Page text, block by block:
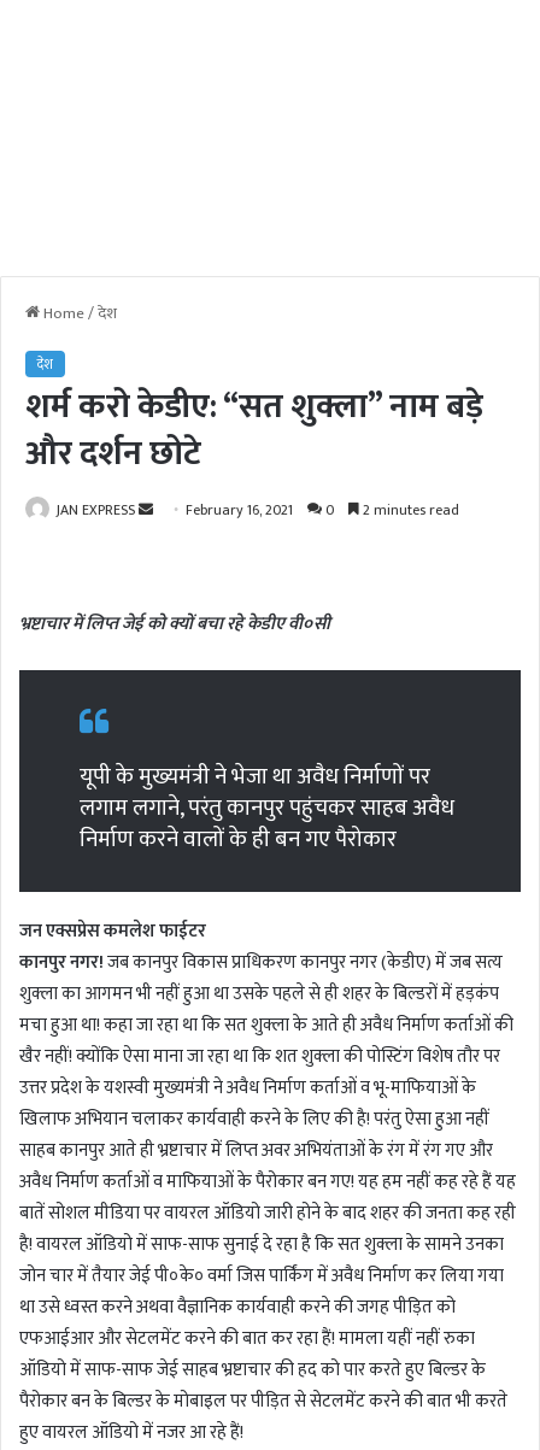
Home/देश
देश
शर्म करो केडीए: “सत शुक्ला” नाम बड़े
और दर्शन छोटे
JAN EXPRESS
a
i
l
February 16, 2021 0 2 minutes read
भ्रष्टाचार में लिप्त जेई को क्यों बचा रहे केडीए वी०सी
यूपी के मुख्यमंत्री ने भेजा था अवैध निर्माणों पर
लगाम लगाने, परंतु कानपुर पहुंचकर साहब अवैध
निर्माण करने वालों के ही बन गए पैरोकार
जन एक्सप्रेस कमलेश फाईटर
कानपुर नगर!जब कानपुर विकास प्राधिकरण कानपुर नगर (केडीए) में जब सत्य
शुक्ला का आगमन भी नहीं हुआ था उसके पहले से ही शहर के बिल्डरों में हड़कंप
मचा हुआ था! कहा जा रहा था कि सत शुक्ला के आते ही अवैध निर्माण कर्ताओं की
खैर नहीं! क्योंकि ऐसा माना जा रहा था कि शत शुक्ला की पोस्टिंग विशेष तौर पर
उत्तर प्रदेश के यशस्वी मुख्यमंत्री ने अवैध निर्माण कर्ताओं व भू-माफियाओं के
खिलाफ अभियान चलाकर कार्यवाही करने के लिए की है! परंतु ऐसा हुआ नहीं
साहब कानपुर आते ही भ्रष्टाचार में लिप्त अवर अभियंताओं के रंग में रंग गए और
अवैध निर्माण कर्ताओं व माफियाओं के पैरोकार बन गए! यह हम नहीं कह रहे हैं यह
बातें सोशल मीडिया पर वायरल ऑडियो जारी होने के बाद शहर की जनता कह रही
है! वायरल ऑडियो में साफ-साफ सुनाई दे रहा है कि सत शुक्ला के सामने उनका
जोन चार में तैयार जेई पी०के० वर्मा जिस पार्किंग में अवैध निर्माण कर लिया गया
था उसे ध्वस्त करने अथवा वैज्ञानिक कार्यवाही करने की जगह पीड़ित को
एफआईआर और सेटलमेंट करने की बात कर रहा हैं! मामला यहीं नहीं रुका
ऑडियो में साफ-साफ जेई साहब भ्रष्टाचार की हद को पार करते हुए बिल्डर के
पैरोकार बन के बिल्डर के मोबाइल पर पीड़ित से सेटलमेंट करने की बात भी करते
हुए वायरल ऑडियो में नजर आ रहे हैं!